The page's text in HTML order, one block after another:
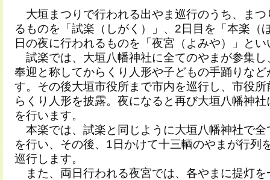
大垣まつりで行われる出やま巡行のうち、まつ
るものを「試楽（しがく）」、2日目を「本楽（
日の夜に行われるものを「夜宮（よみや）」とい
試楽では、大垣八幡神社に全てのやまが参集し
奉迎と称してからくり人形や子どもの手踊りな
す。その後大垣市役所まで市内を巡行し、市役
らくり人形を披露。夜になると再び大垣八幡神
を行います。
本楽では、試楽と同じように大垣八幡神社で全
を行い、その後、1日かけて十三輌のやまが行列
巡行します。
また、両日行われる夜宮では、各やまに提灯を